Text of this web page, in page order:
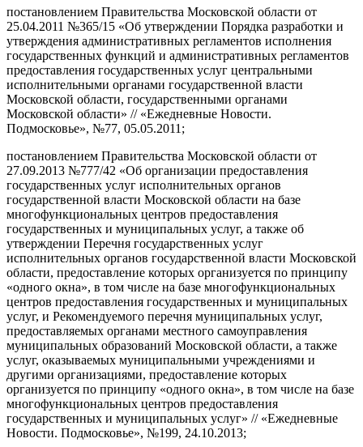
постановлением Правительства Московской области от
25.04.2011 №365/15 «Об утверждении Порядка разработки и
утверждения административных регламентов исполнения
государственных функций и административных регламентов
предоставления государственных услуг центральными
исполнительными органами государственной власти
Московской области, государственными органами
Московской области» // «Ежедневные Новости.
Подмосковье», №77, 05.05.2011;
постановлением Правительства Московской области от
27.09.2013 №777/42 «Об организации предоставления
государственных услуг исполнительных органов
государственной власти Московской области на базе
многофункциональных центров предоставления
государственных и муниципальных услуг, а также об
утверждении Перечня государственных услуг
исполнительных органов государственной власти Московской
области, предоставление которых организуется по принципу
«одного окна», в том числе на базе многофункциональных
центров предоставления государственных и муниципальных
услуг, и Рекомендуемого перечня муниципальных услуг,
предоставляемых органами местного самоуправления
муниципальных образований Московской области, а также
услуг, оказываемых муниципальными учреждениями и
другими организациями, предоставление которых
организуется по принципу «одного окна», в том числе на базе
многофункциональных центров предоставления
государственных и муниципальных услуг» // «Ежедневные
Новости. Подмосковье», №199, 24.10.2013;